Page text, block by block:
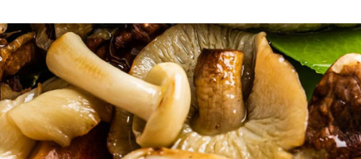
Παρόλο που ταμανιτάριακατατάσσονται συνήθως
στην κατηγορία των λαχανικών, στην
πραγματικότητα πρόκειται για μύκητες —
ετερότροφους οργανισμούς με υψηλή διατροφική
αξία. Το κυρίως σώμα τους βρίσκεται υπόγεια, ενώ